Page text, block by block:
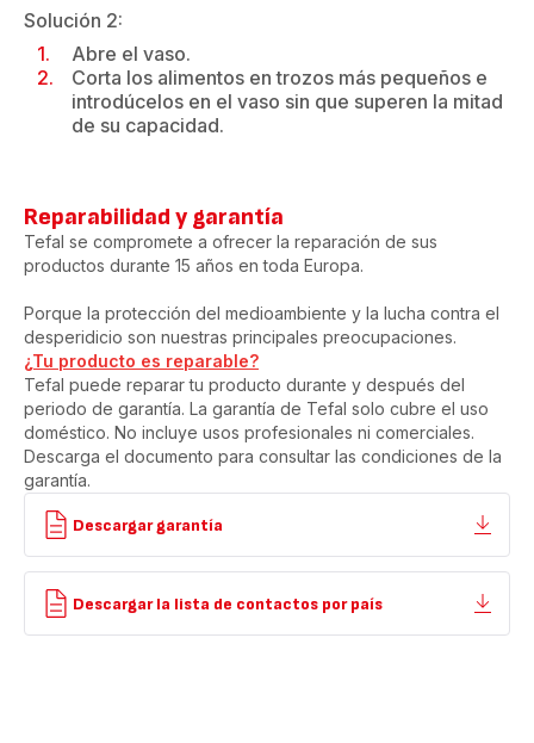
Solución 2:
Abre el vaso.
Corta los alimentos en trozos más pequeños e
introdúcelos en el vaso sin que superen la mitad
de su capacidad.
Reparabilidad y garantía
Tefal se compromete a ofrecer la reparación de sus
productos durante 15 años en toda Europa.
Porque la protección del medioambiente y la lucha contra el
desperidicio son nuestras principales preocupaciones.
¿Tu producto es reparable?
Tefal puede reparar tu producto durante y después del
periodo de garantía. La garantía de Tefal solo cubre el uso
doméstico. No incluye usos profesionales ni comerciales.
Descarga el documento para consultar las condiciones de la
garantía.
Descargar garantía
Descargar la lista de contactos por país